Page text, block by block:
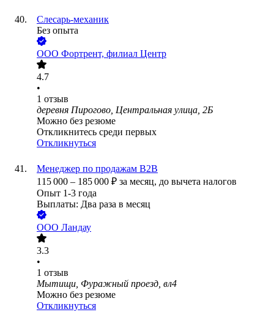
Слесарь-механик
Без опыта
ООО Фортрент, филиал Центр
4.7
•
1 отзыв
деревня Пирогово, Центральная улица, 2Б
Можно без резюме
Откликнитесь среди первых
Откликнуться
Менеджер по продажам B2B
115 000 – 185 000 ₽ за месяц, до вычета налогов
Опыт 1-3 года
Выплаты: Два раза в месяц
ООО Ландау
3.3
•
1 отзыв
Мытищи, Фуражный проезд, вл4
Можно без резюме
Откликнуться